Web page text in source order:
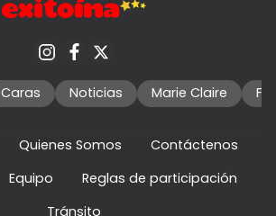
Caras Noticias Marie Claire
Quienes Somos
Contáctenos
Equipo
Reglas de participación
Tránsito